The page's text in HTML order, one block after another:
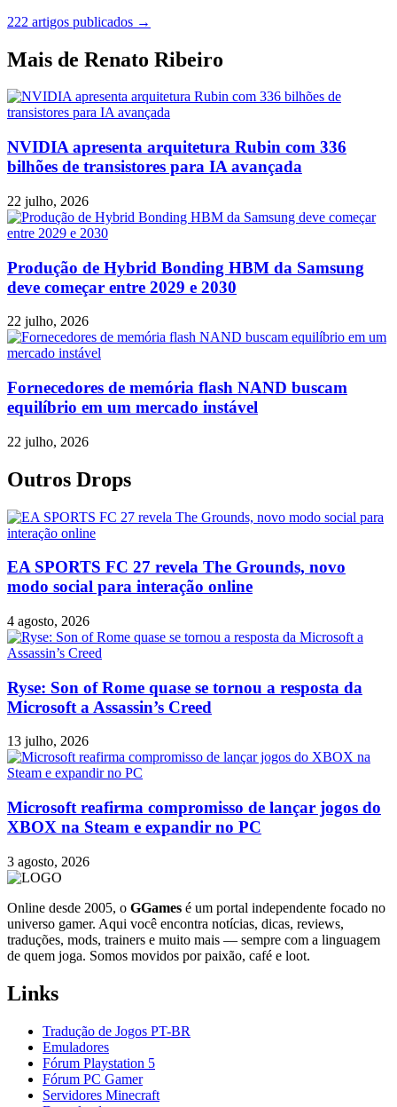
222 artigos publicados →
Mais de Renato Ribeiro
NVIDIA apresenta arquitetura Rubin com 336
bilhões de transistores para IA avançada
22 julho, 2026
Produção de Hybrid Bonding HBM da Samsung
deve começar entre 2029 e 2030
22 julho, 2026
Fornecedores de memória flash NAND buscam
equilíbrio em um mercado instável
22 julho, 2026
Outros Drops
EA SPORTS FC 27 revela The Grounds, novo
modo social para interação online
4 agosto, 2026
Ryse: Son of Rome quase se tornou a resposta da
Microsoft a Assassin’s Creed
13 julho, 2026
Microsoft reafirma compromisso de lançar jogos do
XBOX na Steam e expandir no PC
3 agosto, 2026
Online desde 2005, o GGames é um portal independente focado no
universo gamer. Aqui você encontra notícias, dicas, reviews,
traduções, mods, trainers e muito mais — sempre com a linguagem
de quem joga. Somos movidos por paixão, café e loot.
Links
Tradução de Jogos PT-BR
Emuladores
Fórum Playstation 5
Fórum PC Gamer
Servidores Minecraft